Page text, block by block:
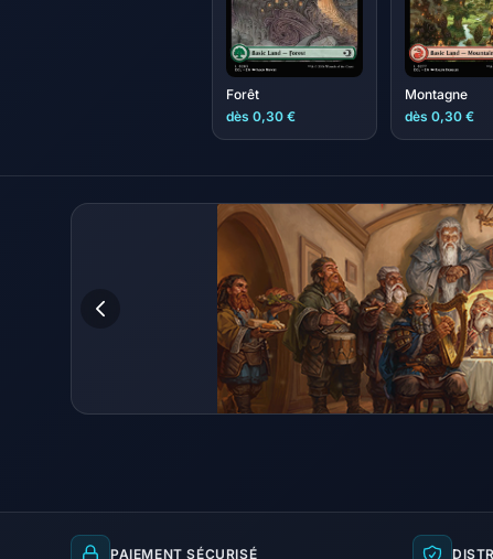
Forêt
dès 0,30 €
Montagne
dès 0,30 €
PAIEMENT SÉCURISÉ